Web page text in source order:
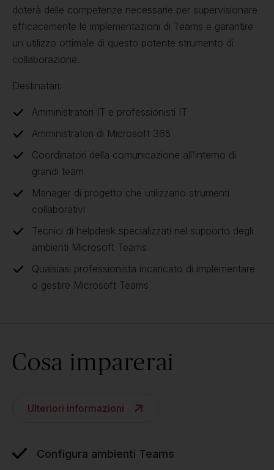
doterà delle competenze necessarie per supervisionare
efficacemente le implementazioni di Teams e garantire
un utilizzo ottimale di questo potente strumento di
collaborazione.
Destinatari:
Amministratori IT e professionisti IT
Amministratori di Microsoft 365
Coordinatori della comunicazione all'interno di
grandi team
Manager di progetto che utilizzano strumenti
collaborativi
Tecnici di helpdesk specializzati nel supporto degli
ambienti Microsoft Teams
Qualsiasi professionista incaricato di implementare
o gestire Microsoft Teams
Cosa imparerai
Ulteriori informazioni
Configura ambienti Teams